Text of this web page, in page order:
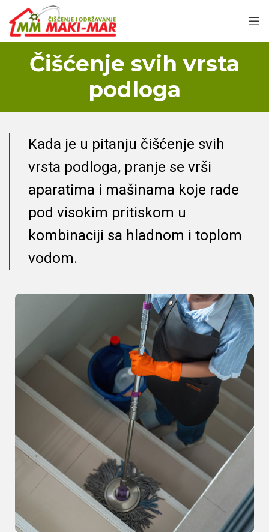
Čišćenje svih vrsta
podloga
Kada je u pitanju čišćenje svih
vrsta podloga, pranje se vrši
aparatima i mašinama koje rade
pod visokim pritiskom u
kombinaciji sa hladnom i toplom
vodom.